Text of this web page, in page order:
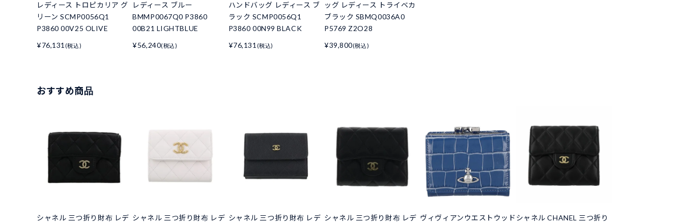
レディース トロピカリア グ
リーン SCMP0056Q1
P3860 00V25 OLIVE
¥76,131 (税込)
レディース ブルー
BMMP0067Q0 P3860
00B21 LIGHTBLUE
¥56,240(税込)
ハンドバッグ レディース ブ
ラック SCMP0056Q1
P3860 00N99 BLACK
¥76,131 (税込)
ッグ レディース トライベカ
ブラック SBMQ0036A0
P5769 Z2O28
¥39,800(税込)
おすすめ商品
シャネル 三つ折り財布 レデ シャネル 三つ折り財布 レデ シャネル 三つ折り財布 レデ シャネル 三つ折り財布 レデ ヴィヴィアンウエストウッドシャネル CHANEL 三つ折り